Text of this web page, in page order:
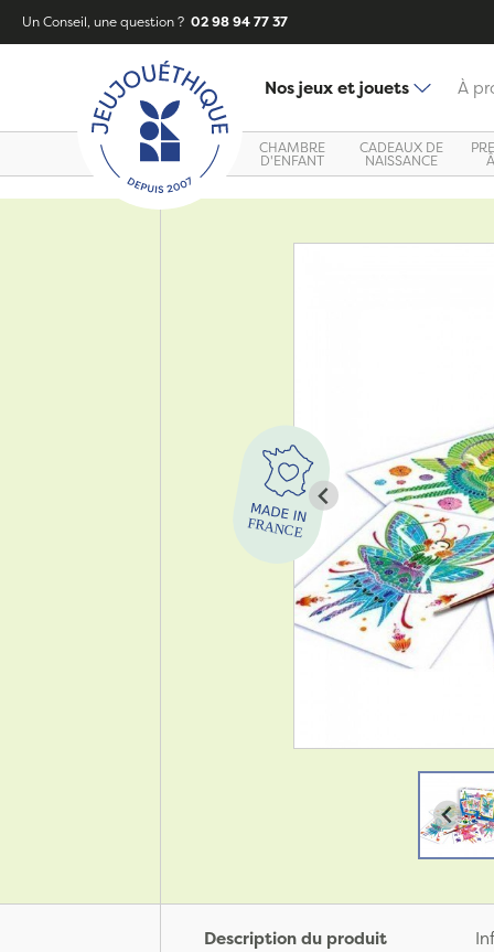
Un Conseil, une question ? 02 98 94 77 37
Nos jeux et jouets À
CHAMBRE
D'ENFANT
CADEAUX DE
NAISSANCE
Description du produit